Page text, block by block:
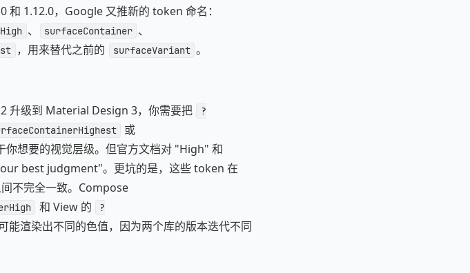
1.12.0，Google 又推新的 token 命名：
、 surfaceContainer 、
，用来替代之前的 surfaceVariant 。
升级到 Material Design 3，你需要把
?
或
你想要的视觉层级。但官方文档对 "High" 和
best judgment"。更坑的是，这些 token 在
不完全一致。Compose
和 View 的
?
能渲染出不同的色值，因为两个库的版本迭代不同